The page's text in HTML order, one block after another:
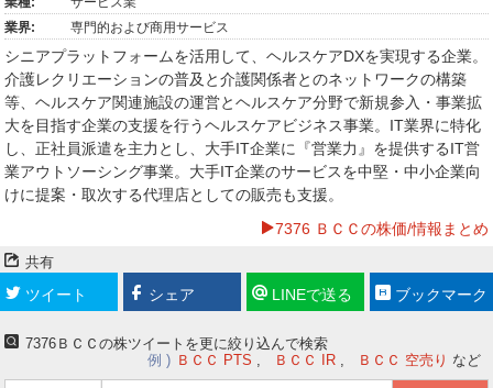
ク
業界:
専門的および商用サービス
シニアプラットフォームを活用して、ヘルスケアDXを実現する企業。
介護レクリエーションの普及と介護関係者とのネットワークの構築
等、ヘルスケア関連施設の運営とヘルスケア分野で新規参入・事業拡
大を目指す企業の支援を行うヘルスケアビジネス事業。IT業界に特化
し、正社員派遣を主力とし、大手IT企業に『営業力』を提供するIT営
業アウトソーシング事業。大手IT企業のサービスを中堅・中小企業向
けに提案・取次する代理店としての販売も支援。
7376 ＢＣＣの株価/情報まとめ
共有
ツイート シェア LINEで送る ブックマーク
7376ＢＣＣの株ツイートを更に絞り込んで検索
例
ＢＣＣ PTS ＢＣＣ IR ＢＣＣ 空売り など